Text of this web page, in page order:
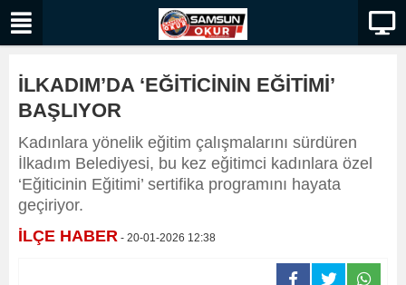
İLKADIM’DA ‘EĞİTİCİNİN EĞİTİMİ’
BAŞLIYOR
Kadınlara yönelik eğitim çalışmalarını sürdüren
İlkadım Belediyesi, bu kez eğitimci kadınlara özel
‘Eğiticinin Eğitimi’ sertifika programını hayata
geçiriyor.
İLÇE HABER - 20-01-2026 12:38